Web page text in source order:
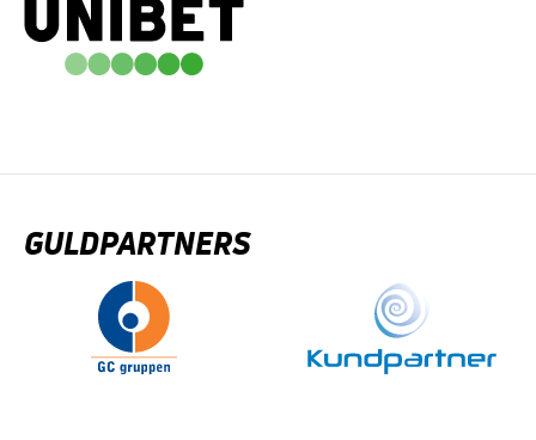
GULDPARTNERS